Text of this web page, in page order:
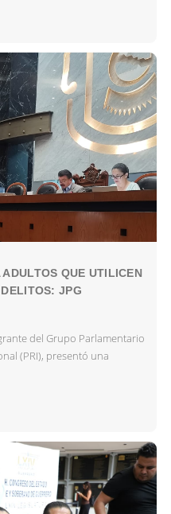
QUE UTILICEN
JPG
del Grupo Parlamentario
(PRI), presentó una